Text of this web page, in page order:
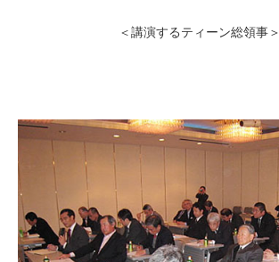
＜講演するティーン総領事＞